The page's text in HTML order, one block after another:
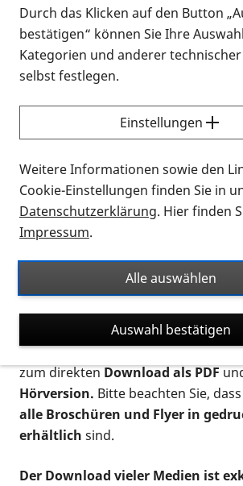
Vorlesen
Alle Infomaterialien in
Formaten an einem Ort
Sie möchten wissen, wie Sie nach
suchen und dieses bestellen bzw.
können? Schauen Sie sich die
Thema Infomaterial auf der PRO
für blinde und sehbehinderte
Auf dieser Seite finden Sie
Ort. Nutzen Sie den Formatfilter, um
nach Flyern und Broschüren, Audios
suchen. Die meisten Flyer und
verschiedenen Formaten angeboten:
postalischen Bestellung als
zum direktenDownload als PDF
Hörversion. Bitte beachten Sie, dass
alle Broschüren und Flyer in
erhältlich sind.
Der Download vieler Medien ist
Durch das Klicken auf den Button
bestätigen“ können Sie Ihre
Kategorien und anderer technischer
selbst festlegen.
Einstellungen
Weitere Informationen sowie den
Cookie-Einstellungen finden Sie in
Datenschutzerklärung. Hier finden
Impressum.
Alle auswählen
Auswahl bestätigen